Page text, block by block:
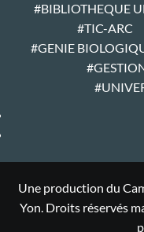
#BIBLIOTHEQUE
#TIC-ARC
#GENIE
Une production du
Yon. Droits réservés